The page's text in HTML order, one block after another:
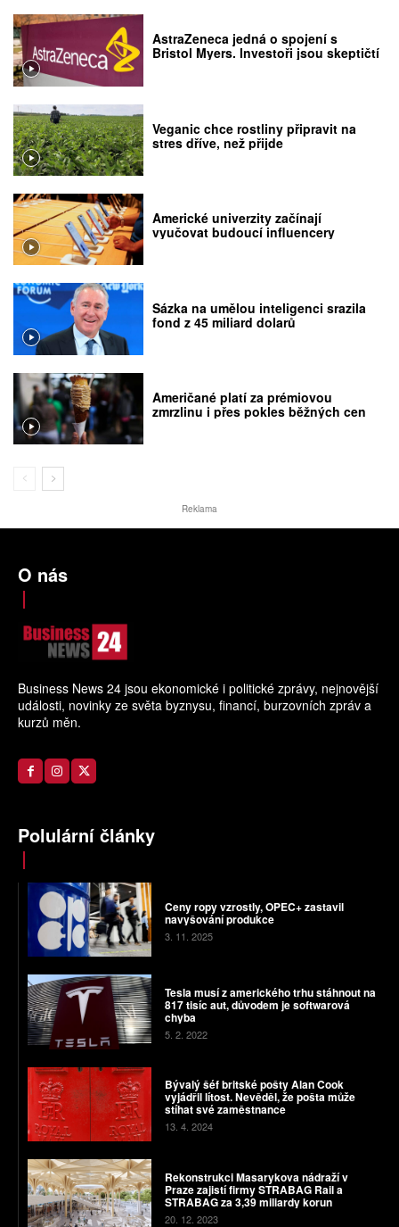
AstraZeneca jedná o spojení s
Bristol Myers. Investoři jsou skeptičtí
Veganic chce rostliny připravit na
stres dříve, než přijde
Americké univerzity začínají
vyučovat budoucí influencery
Sázka na umělou inteligenci srazila
fond z 45 miliard dolarů
Američané platí za prémiovou
zmrzlinu i přes pokles běžných cen
Reklama
O nás
Business News 24 jsou ekonomické i politické zprávy, nejnovější
události, novinky ze světa byznysu, financí, burzovních zpráv a
kurzů měn.
Polulární články
Ceny ropy vzrostly, OPEC+ zastavil
navyšování produkce
3. 11. 2025
Tesla musí z amerického trhu stáhnout na
817 tisíc aut, důvodem je softwarová
chyba
5. 2. 2022
Bývalý šéf britské pošty Alan Cook
vyjádřil lítost. Nevěděl, že pošta může
stíhat své zaměstnance
13. 4. 2024
Rekonstrukci Masarykova nádraží v
Praze zajistí firmy STRABAG Rail a
STRABAG za 3,39 miliardy korun
20. 12. 2023